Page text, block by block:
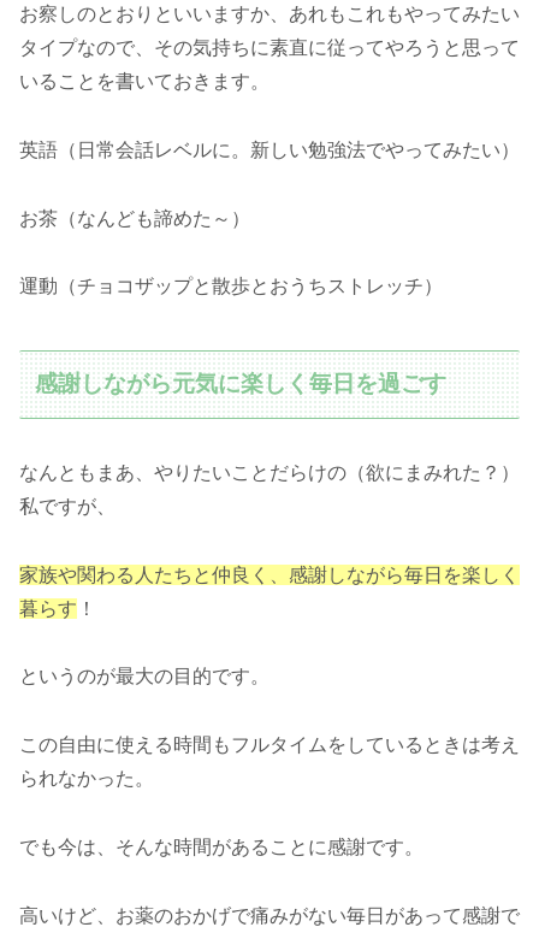
お察しのとおりといいますか、あれもこれもやってみたい
タイプなので、その気持ちに素直に従ってやろうと思って
いることを書いておきます。
英語（日常会話レベルに。新しい勉強法でやってみたい）
お茶（なんども諦めた～）
運動（チョコザップと散歩とおうちストレッチ）
感謝しながら元気に楽しく毎日を過ごす
なんともまあ、やりたいことだらけの（欲にまみれた？）
私ですが、
家族や関わる人たちと仲良く、感謝しながら毎日を楽しく
暮らす ！
というのが最大の目的です。
この自由に使える時間もフルタイムをしているときは考え
られなかった。
でも今は、そんな時間があることに感謝です。
高いけど、お薬のおかげで痛みがない毎日があって感謝で